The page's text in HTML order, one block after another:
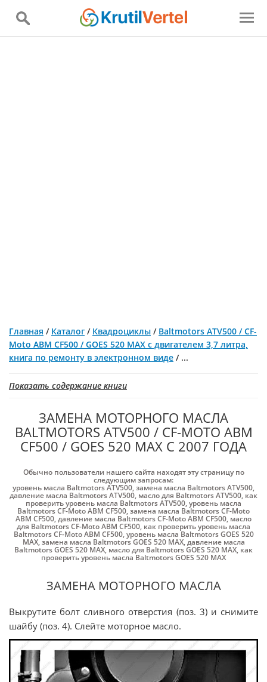
Главная / Каталог / Квадроциклы / Baltmotors ATV500 / CF-
Moto ABM CF500 / GOES 520 MAX c двигателем 3,7 литра,
книга по ремонту в электронном виде / ...
Показать содержание книги
ЗАМЕНА МОТОРНОГО МАСЛА
BALTMOTORS ATV500 / CF-MOTO ABM
CF500 / GOES 520 MAX С 2007 ГОДА
Обычно пользователи нашего сайта находят эту страницу по
следующим запросам:
уровень масла Baltmotors ATV500,замена масла Baltmotors ATV500,
давление масла Baltmotors ATV500, масло для Baltmotors ATV500, как
проверить уровень масла Baltmotors ATV500,уровень масла
Baltmotors CF-Moto ABM CF500,замена масла Baltmotors CF-Moto
ABM CF500,давление масла Baltmotors CF-Moto ABM CF500, масло
для Baltmotors CF-Moto ABM CF500, как проверить уровень масла
Baltmotors CF-Moto ABM CF500,уровень масла Baltmotors GOES 520
MAX,замена масла Baltmotors GOES 520 MAX,давление масла
Baltmotors GOES 520 MAX, масло для Baltmotors GOES 520 MAX, как
проверить уровень масла Baltmotors GOES 520 MAX
ЗАМЕНА МОТОРНОГО МАСЛА
Выкрутите болт сливного отверстия (поз. 3) и снимите
шайбу (поз. 4). Слейте моторное масло.